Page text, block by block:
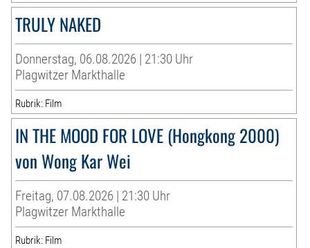
TRULY NAKED
Donnerstag, 06.08.2026 | 21:30 Uhr
Plagwitzer Markthalle
Rubrik: Film
IN THE MOOD FOR LOVE (Hongkong 2000)
von Wong Kar Wei
Freitag, 07.08.2026 | 21:30 Uhr
Plagwitzer Markthalle
Rubrik: Film